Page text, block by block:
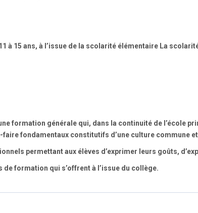
à 15 ans, à l’issue de la scolarité élémentaire La
formation générale qui, dans la continuité de l’école
fondamentaux constitutifs d’une culture commune
permettant aux élèves d’exprimer leurs goûts,
de formation qui s’offrent à l’issue du collège.